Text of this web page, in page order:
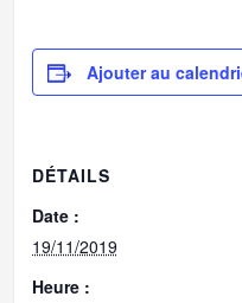
Ajouter au
DÉTAILS
Date :
19/11/2019
Heure :